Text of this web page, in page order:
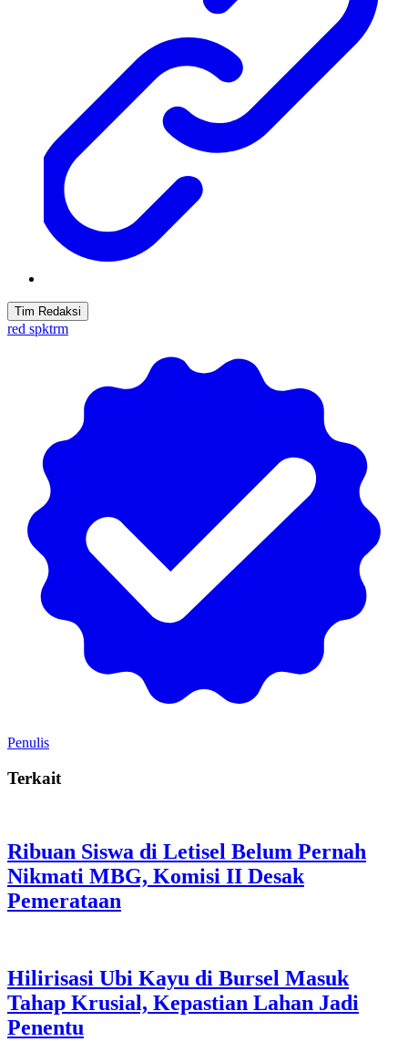
Tim Redaksi
red spktrm
Penulis
Terkait
Ribuan Siswa di Letisel Belum Pernah
Nikmati MBG, Komisi II Desak
Pemerataan
Hilirisasi Ubi Kayu di Bursel Masuk
Tahap Krusial, Kepastian Lahan Jadi
Penentu